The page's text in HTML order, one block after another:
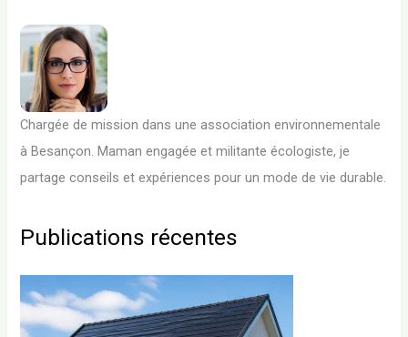
Chargée de mission dans une association environnementale
à Besançon. Maman engagée et militante écologiste, je
partage conseils et expériences pour un mode de vie durable.
Publications récentes